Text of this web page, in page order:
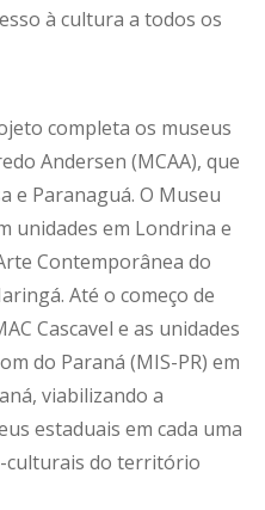
à cultura a todos os
completa os museus
Andersen (MCAA), que
e Paranaguá. O Museu
unidades em Londrina e
Contemporânea do
Até o começo de
Cascavel e as unidades
do Paraná (MIS-PR) em
viabilizando a
estaduais em cada uma
culturais do território